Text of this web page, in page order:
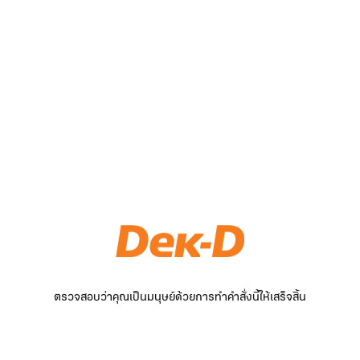
ตรวจสอบว่าคุณเป็นมนุษย์ด้วยการทำคำสั่งนี้ให้เสร็จสิ้น